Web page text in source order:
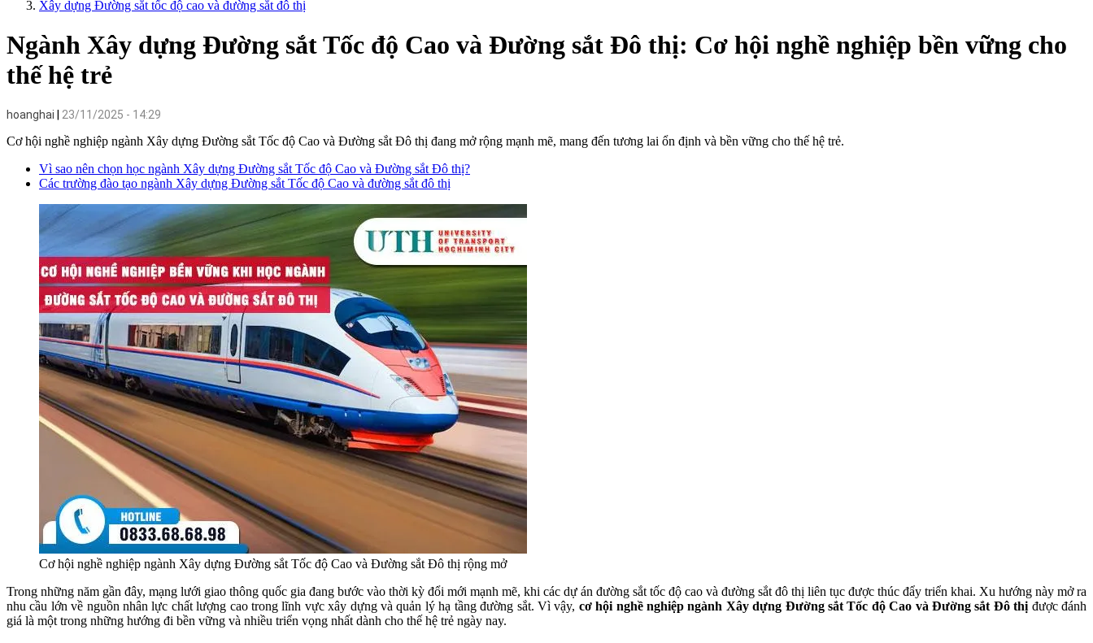
Xây dựng Đường sắt tốc độ cao và đường sắt đô thị
Ngành Xây dựng Đường sắt Tốc độ Cao và Đường sắt Đô thị: Cơ hội nghề nghiệp bền vững cho
thế hệ trẻ
hoanghai 23/11/2025 - 14:29
Cơ hội nghề nghiệp ngành Xây dựng Đường sắt Tốc độ Cao và Đường sắt Đô thị đang mở rộng mạnh mẽ, mang đến tương lai ổn định và bền vững cho thế hệ trẻ.
Vì sao nên chọn học ngành Xây dựng Đường sắt Tốc độ Cao và Đường sắt Đô thị?
Các trường đào tạo ngành Xây dựng Đường sắt Tốc độ Cao và đường sắt đô thị
Cơ hội nghề nghiệp ngành Xây dựng Đường sắt Tốc độ Cao và Đường sắt Đô thị rộng mở
Trong những năm gần đây, mạng lưới giao thông quốc gia đang bước vào thời kỳ đổi mới mạnh mẽ, khi các dự án đường sắt tốc độ cao và đường sắt đô thị liên tục được thúc đẩy triển khai. Xu hướng này mở ra
nhu cầu lớn về nguồn nhân lực chất lượng cao trong lĩnh vực xây dựng và quản lý hạ tầng đường sắt. Vì vậy, cơ hội nghề nghiệp ngành Xây dựng Đường sắt Tốc độ Cao và Đường sắt Đô thị được đánh
giá là một trong những hướng đi bền vững và nhiều triển vọng nhất dành cho thế hệ trẻ ngày nay.